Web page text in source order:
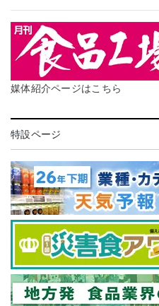
媒体紹介ページはこちら
特設ページ